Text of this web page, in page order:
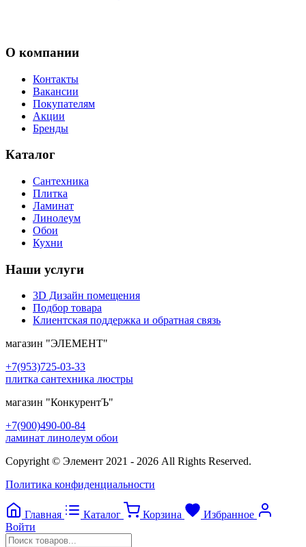
О компании
Контакты
Вакансии
Покупателям
Акции
Бренды
Каталог
Сантехника
Плитка
Ламинат
Линолеум
Обои
Кухни
Наши услуги
3D Дизайн помещения
Подбор товара
Клиентская поддержка и обратная связь
магазин "ЭЛЕМЕНТ"
+7(953)725-03-33
плитка сантехника люстры
магазин "КонкурентЪ"
+7(900)490-00-84
ламинат линолеум обои
Copyright © Элемент 2021 - 2026 All Rights Reserved.
Политика конфиденциальности
Главная Каталог Корзина
Избранное
Войти